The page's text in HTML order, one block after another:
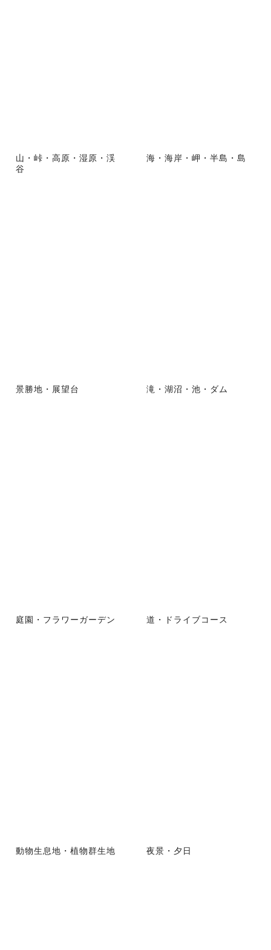
山・峠・高原・湿原・渓
谷
海・海岸・岬・半島・島
景勝地・展望台 滝・湖沼・池・ダム
庭園・フラワーガーデン 道・ドライブコース
動物生息地・植物群生地 夜景・夕日